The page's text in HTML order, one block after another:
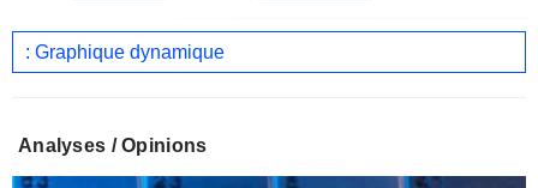
: Graphique dynamique
Analyses / Opinions